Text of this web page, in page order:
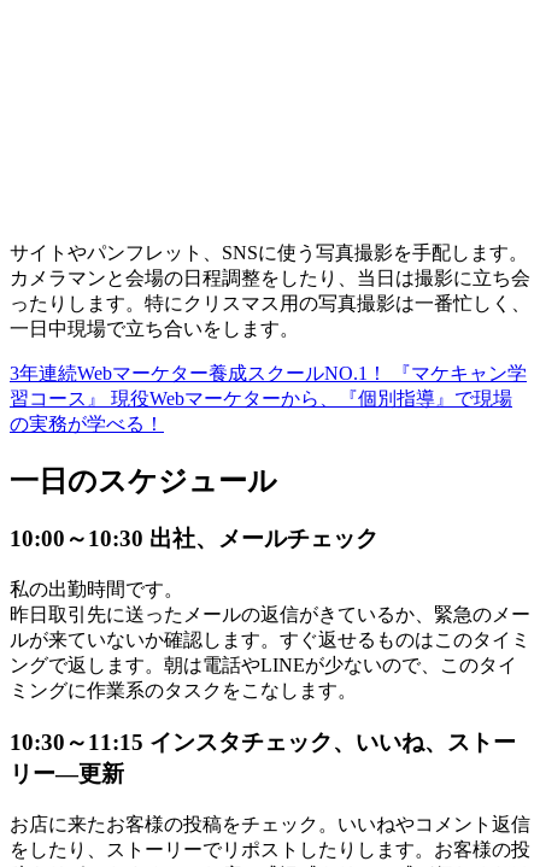
サイトやパンフレット、SNSに使う写真撮影を手配します。
カメラマンと会場の日程調整をしたり、当日は撮影に立ち会
ったりします。特にクリスマス用の写真撮影は一番忙しく、
一日中現場で立ち合いをします。
3年連続Webマーケター養成スクールNO.1！ 『マケキャン学
習コース』 現役Webマーケターから、『個別指導』で現場
の実務が学べる！
一日のスケジュール
10:00～10:30 出社、メールチェック
私の出勤時間です。
昨日取引先に送ったメールの返信がきているか、緊急のメー
ルが来ていないか確認します。すぐ返せるものはこのタイミ
ングで返します。朝は電話やLINEが少ないので、このタイ
ミングに作業系のタスクをこなします。
10:30～11:15 インスタチェック、いいね、ストー
リー―更新
お店に来たお客様の投稿をチェック。いいねやコメント返信
をしたり、ストーリーでリポストしたりします。お客様の投